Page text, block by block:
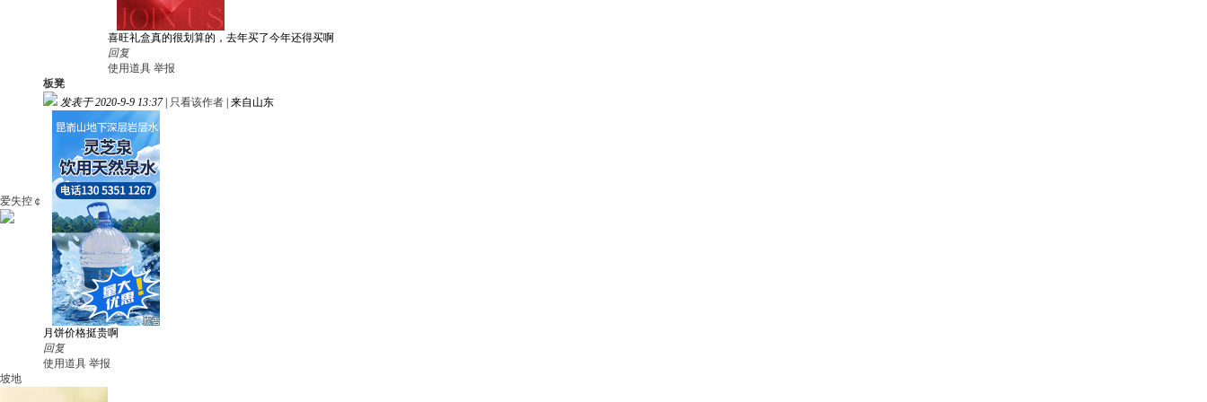
喜旺礼盒真的很划算的，去年买了今年还得买啊
回复
使用道具 举报
爱失控￠
板凳
发表于 2020-9-9 13:37
只看该作者 来自山东
月饼价格挺贵啊
回复
使用道具 举报
坡地